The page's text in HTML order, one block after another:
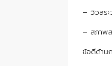
– วิวสร
– สภาพ
ข้อดีด้าน